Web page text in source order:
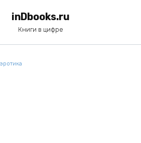
inDbooks.ru
Книги в цифре